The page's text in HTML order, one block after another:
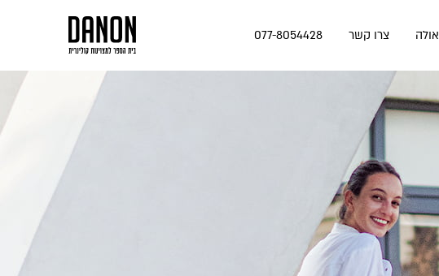
אולה צרו קשר 077-8054428